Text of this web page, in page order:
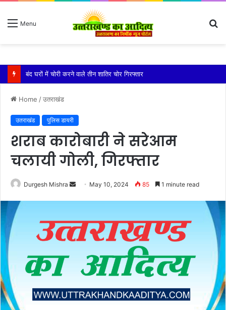
Menu
बारिश ने बढ़ाई दहशत, दरकने लगी जमीन, 10 परिवारों ने छोड़े घर
Home /उतराखंड
उतराखंड पुलिस डायरी
शराब कारोबारी ने सरेआम
चलायी गोली, गिरफ्तार
Durgesh Mishra
Send May 10, 2024 85 1 minute read